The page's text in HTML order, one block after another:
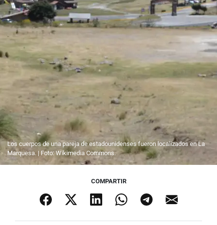
Los cuerpos de una pareja de estadounidenses fueron localizados en La
Marquesa. | Foto: Wikimedia Commons.
COMPARTIR